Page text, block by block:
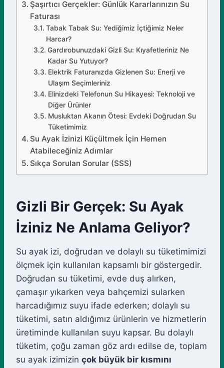
Şaşırtıcı Gerçekler: Günlük Kararlarınızın Su
Faturası
Tabak Tabak Su: Yediğimiz İçtiğimiz Neler
Harcar?
Gardırobunuzdaki Gizli Su: Kıyafetleriniz Ne
Kadar Su Yutuyor?
Elektrik Faturanızda Gizlenen Su: Enerji ve
Ulaşım Seçimleriniz
Elinizdeki Telefonun Su Hikayesi: Teknoloji ve
Diğer Ürünler
Musluktan Akanın Ötesi: Evdeki Doğrudan Su
Tüketimimiz
Su Ayak İzinizi Küçültmek İçin Hemen
Atabileceğiniz Adımlar
Sıkça Sorulan Sorular (SSS)
Gizli Bir Gerçek: Su Ayak
İziniz Ne Anlama Geliyor?
Su ayak izi, doğrudan ve dolaylı su tüketimimizi
ölçmek için kullanılan kapsamlı bir göstergedir.
Doğrudan su tüketimi, evde duş alırken,
çamaşır yıkarken veya bahçemizi sularken
harcadığımız suyu ifade ederken; dolaylı su
tüketimi, satın aldığımız ürünlerin ve hizmetlerin
üretiminde kullanılan suyu kapsar. Bu dolaylı
tüketim, çoğu zaman göz ardı edilse de, toplam
su ayak izimizin çok büyük bir kısmını